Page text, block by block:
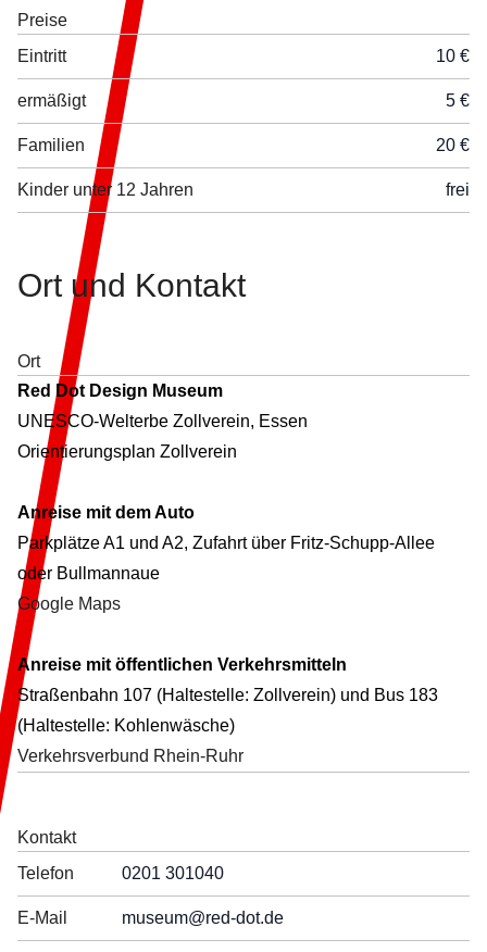
Preise
Eintritt
10 €
ermäßigt 5 €
Familien 20 €
Kinder unter 12 Jahren frei
Ort und Kontakt
Ort
Red Dot Design Museum
UNESCO-Welterbe Zollverein, Essen
Orientierungsplan Zollverein
Anreise mit dem Auto
Parkplätze A1 und A2, Zufahrt über Fritz-Schupp-Allee
oder Bullmannaue
Google Maps
Anreise mit öffentlichen Verkehrsmitteln
Straßenbahn 107 (Haltestelle: Zollverein) und Bus 183
(Haltestelle: Kohlenwäsche)
Verkehrsverbund Rhein-Ruhr
Kontakt
Telefon
0201 301040
E-Mail museum@red-dot.de